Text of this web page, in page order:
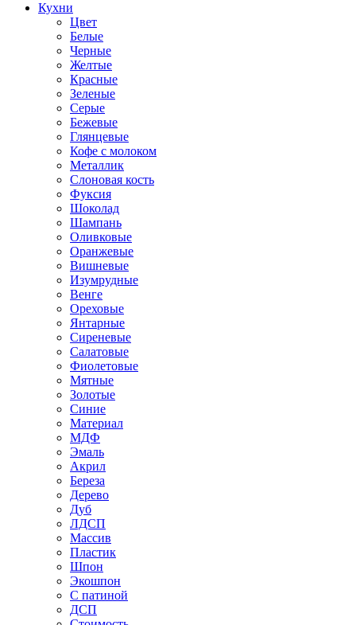
Кухни
Цвет
Белые
Черные
Желтые
Красные
Зеленые
Серые
Бежевые
Глянцевые
Кофе с молоком
Металлик
Слоновая кость
Фуксия
Шоколад
Шампань
Оливковые
Оранжевые
Вишневые
Изумрудные
Венге
Ореховые
Янтарные
Сиреневые
Салатовые
Фиолетовые
Мятные
Золотые
Синие
Материал
МДФ
Эмаль
Акрил
Береза
Дерево
Дуб
ЛДСП
Массив
Пластик
Шпон
Экошпон
С патиной
ДСП